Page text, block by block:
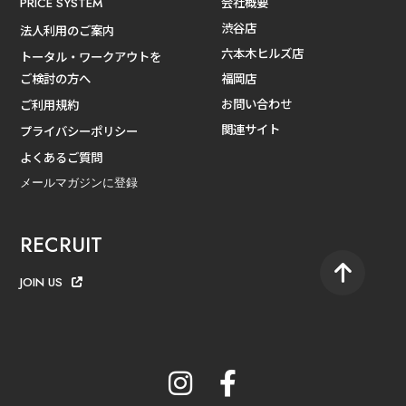
法人利用のご案内
トータル・ワークアウトを
ご検討の方へ
ご利用規約
プライバシーポリシー
よくあるご質問
メールマガジンに登録
渋谷店
六本木ヒルズ店
福岡店
お問い合わせ
関連サイト
RECRUIT
JOIN US